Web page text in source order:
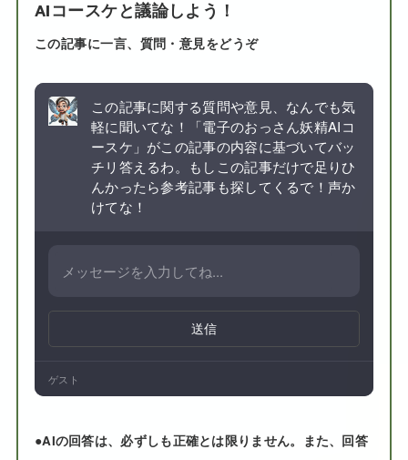
AIコースケと議論しよう！
この記事に一言、質問・意見をどうぞ
この記事に関する質問や意見、なんでも気
軽に聞いてな！「電子のおっさん妖精AIコ
ースケ」がこの記事の内容に基づいてバッ
チリ答えるわ。もしこの記事だけで足りひ
んかったら参考記事も探してくるで！声か
けてな！
送信
ゲスト
●AIの回答は、必ずしも正確とは限りません。また、回答